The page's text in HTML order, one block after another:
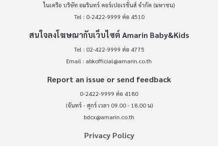
ในเครือ บริษัท อมรินทร์ คอร์เปอเรชั่นส์ จำกัด (มหาชน)
Tel : 0-2422-9999 ต่อ 4510
สนใจลงโฆษณากับเว็บไซต์ Amarin Baby&Kids
Tel : 02-422-9999 ต่อ 4775
Email : abkofficial@amarin.co.th
Report an issue or send feedback
0-2422-9999 ต่อ 4180
(จันทร์ - ศุกร์ เวลา 09.00 - 18.00 น)
bdcx@amarin.co.th
Privacy Policy